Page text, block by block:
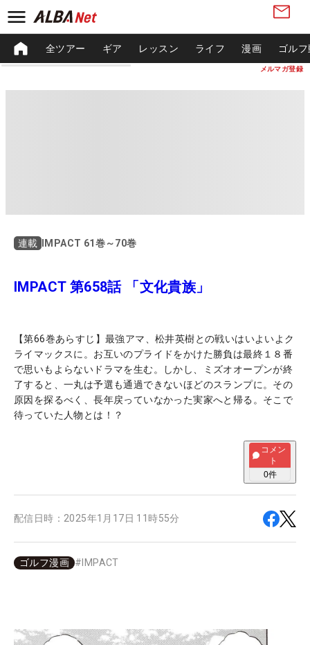
メルマガ登録
全ツアー ギア レッスン ライフ 漫画 ゴル
連載 IMPACT 61巻～70巻
IMPACT 第658話 「文化貴族」
【第66巻あらすじ】最強アマ、松井英樹との戦いはいよいよク
ライマックスに。お互いのプライドをかけた勝負は最終１８番
で思いもよらないドラマを生む。しかし、ミズオオープンが終
了すると、一丸は予選も通過できないほどのスランプに。その
原因を探るべく、長年戻っていなかった実家へと帰る。そこで
待っていた人物とは！？
コメン
ト
0件
配信日時： 2025年1月17日 11時55分
ゴルフ漫画 # IMPACT